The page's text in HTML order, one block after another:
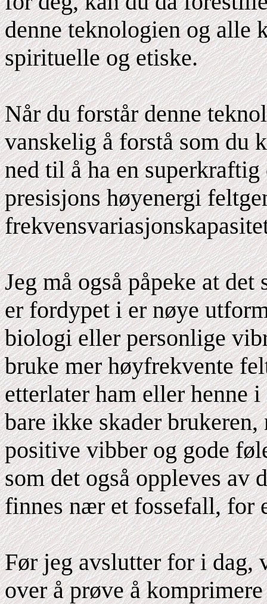
denne teknologien og alle
spirituelle og etiske.
Når du forstår denne
vanskelig å forstå som du
ned til å ha en
presisjons høyenergi
Jeg må også påpeke at
er fordypet i er nøye
biologi eller personlige
bruke mer høyfrekvente
etterlater ham eller henne
bare ikke skader
positive vibber og gode
som det også oppleves av
finnes nær et fossefall, for
Før jeg avslutter for i
over å prøve å